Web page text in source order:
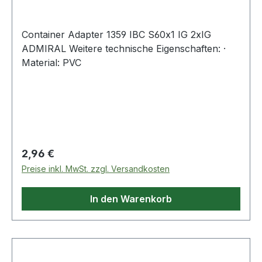
Container Adapter 1359 IBC S60x1 IG 2xIG
ADMIRAL Weitere technische Eigenschaften: ·
Material: PVC
Regulärer Preis:
2,96 €
Preise inkl. MwSt. zzgl. Versandkosten
In den Warenkorb